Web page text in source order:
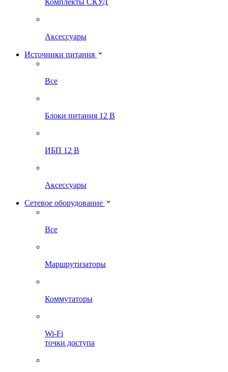
Комплекты СКУД
Аксессуары
Источники питания
Все
Блоки питания 12 В
ИБП 12 В
Аксессуары
Сетевое оборудование
Все
Маршрутизаторы
Коммутаторы
Wi-Fi
точки доступа